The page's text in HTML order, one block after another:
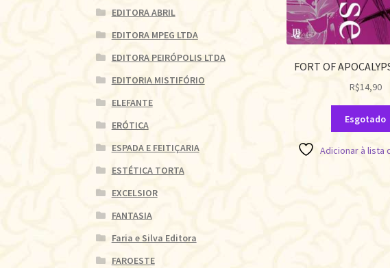
FORT OF
R$14,90
Esgotado
Adicionar à lista
EDITORA ABRIL
EDITORA MPEG LTDA
EDITORA PEIRÓPOLIS LTDA
EDITORIA MISTIFÓRIO
ELEFANTE
ERÓTICA
ESPADA E FEITIÇARIA
ESTÉTICA TORTA
EXCELSIOR
FANTASIA
Faria e Silva Editora
FAROESTE